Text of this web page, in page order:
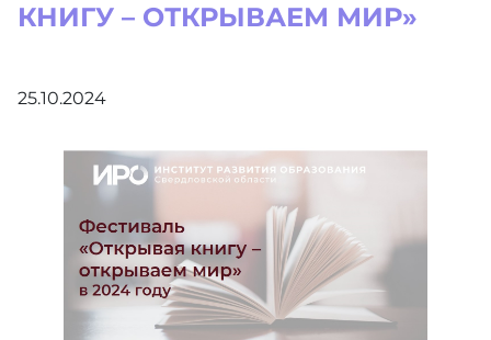
КНИГУ – ОТКРЫВАЕМ МИР»
25.10.2024